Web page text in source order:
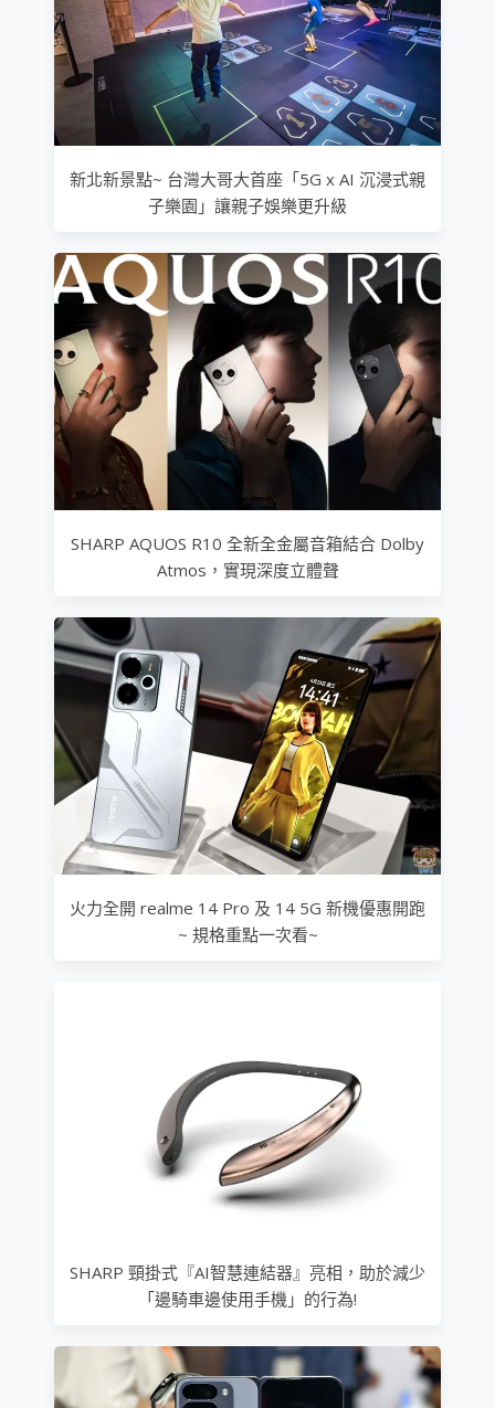
新北新景點~ 台灣大哥大首座「5G x AI 沉浸式親
子樂園」讓親子娛樂更升級
SHARP AQUOS R10 全新全金屬音箱結合 Dolby
Atmos，實現深度立體聲
火力全開 realme 14 Pro 及 14 5G 新機優惠開跑
~ 規格重點一次看~
SHARP 頸掛式『AI智慧連結器』亮相，助於減少
「邊騎車邊使用手機」的行為!